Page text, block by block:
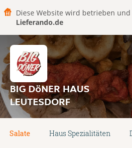
Diese Website wird betrieben
Lieferando.de
BIG DöNER HAUS
LEUTESDORF
Salate Haus Spezialitäten